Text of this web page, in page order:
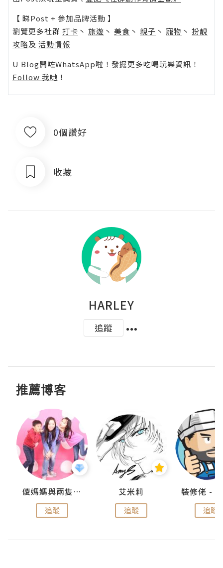
【 睇Post + 參加品牌活動 】
瀏覽更多社群 打卡 丶 旅遊 丶 美食 丶 親子 丶 寵物 丶 扮靚
攻略及 活動情報
U Blog開咗WhatsApp啦！發掘更多吃喝玩樂資訊！
Follow 我哋 ！
0個讚好
收藏
HARLEY
追蹤
推薦博客
儍媽媽與兩隻小魔怪之家
追蹤
艾米莉
追蹤 追蹤